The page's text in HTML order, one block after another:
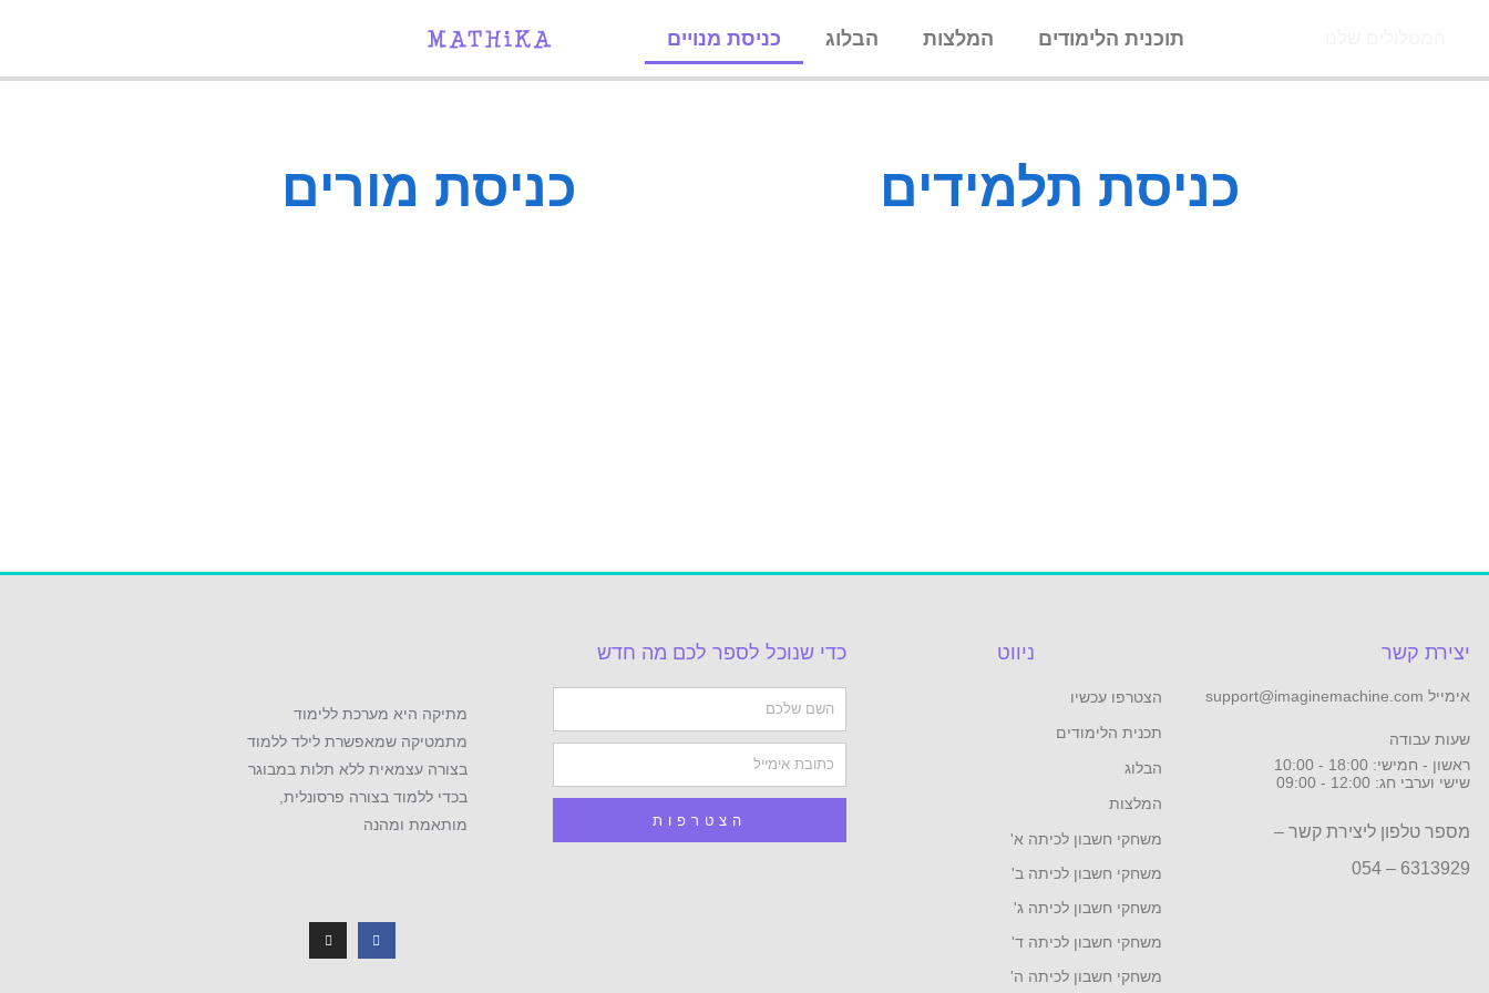
תוכנית הלימודים המלצות הבלוג כניסת מנויים
כניסת תלמידים כניסת מורים
יצירת קשר
אימייל support@imaginemachine.com
שעות עבודה
ראשון - חמישי: 18:00 - 10:00
שישי וערבי חג: 12:00 - 09:00
מספר טלפון ליצירת קשר –
6313929 – 054
ניווט
הצטרפו עכשיו
תכנית הלימודים
הבלוג
המלצות
משחקי חשבון לכיתה א'
משחקי חשבון לכיתה ב'
משחקי חשבון לכיתה ג'
משחקי חשבון לכיתה ד'
משחקי חשבון לכיתה ה'
כדי שנוכל לספר לכם מה חדש
Name
Email
הצטרפות
מתיקה היא מערכת ללימוד
מתמטיקה שמאפשרת לילד ללמוד
בצורה עצמאית ללא תלות במבוגר
בכדי ללמוד בצורה פרסונלית,
מותאמת ומהנה
c
e
b
o
s
t
a
g